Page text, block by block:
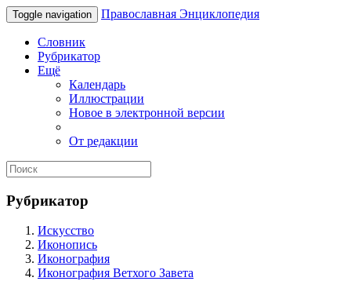
Toggle navigation Православная Энциклопедия
Словник
Рубрикатор
Ещё
Календарь
Иллюстрации
Новое в электронной версии
От редакции
Рубрикатор
Искусство
Иконопись
Иконография
Иконография Ветхого Завета